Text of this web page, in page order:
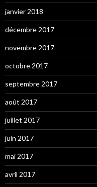
janvier 2018
décembre 2017
novembre 2017
octobre 2017
septembre 2017
août 2017
juillet 2017
juin 2017
mai 2017
avril 2017